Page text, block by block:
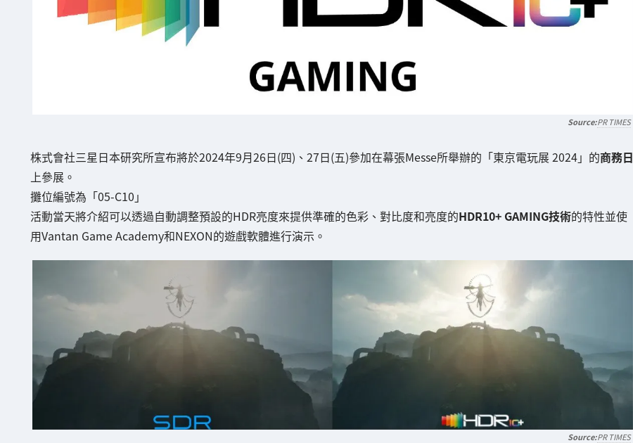
PR TIMES
株式會社三星日本研究所宣布將於2024年9月26日(四)、27日(五)參加在幕張Messe所舉辦的「東京電玩展 2024」的商務日
上參展。
攤位編號為「05-C10」
活動當天將介紹可以透過自動調整預設的HDR亮度來提供準確的色彩、對比度和亮度的HDR10+ GAMING技術的特性並使
用Vantan Game Academy和NEXON的遊戲軟體進行演示。
PR TIMES